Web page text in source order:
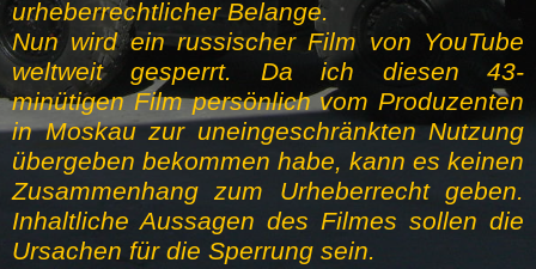
urheberrechtlicher Belange.
Nun wird ein russischer Film von YouTube
weltweit gesperrt. Da ich diesen 43-
minütigen Film persönlich vom Produzenten
in Moskau zur uneingeschränkten Nutzung
übergeben bekommen habe, kann es keinen
Zusammenhang zum Urheberrecht geben.
Inhaltliche Aussagen des Filmes sollen die
Ursachen für die Sperrung sein.